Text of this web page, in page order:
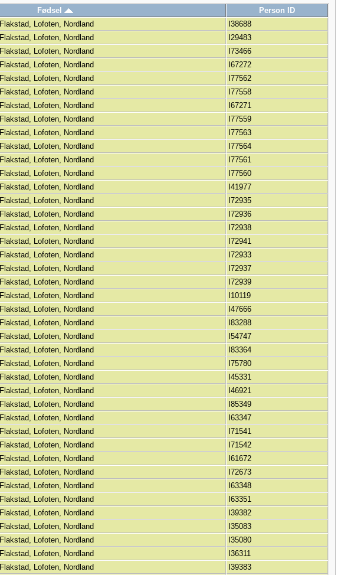
Fødsel
Person ID
Flakstad, Lofoten, Nordland
I38688
Flakstad, Lofoten, Nordland
I29483
Flakstad, Lofoten, Nordland
I73466
Flakstad, Lofoten, Nordland
I67272
Flakstad, Lofoten, Nordland
I77562
Flakstad, Lofoten, Nordland
I77558
Flakstad, Lofoten, Nordland
I67271
Flakstad, Lofoten, Nordland
I77559
Flakstad, Lofoten, Nordland
I77563
Flakstad, Lofoten, Nordland
I77564
Flakstad, Lofoten, Nordland
I77561
Flakstad, Lofoten, Nordland
I77560
Flakstad, Lofoten, Nordland
I41977
Flakstad, Lofoten, Nordland
I72935
Flakstad, Lofoten, Nordland
I72936
Flakstad, Lofoten, Nordland
I72938
Flakstad, Lofoten, Nordland
I72941
Flakstad, Lofoten, Nordland
I72933
Flakstad, Lofoten, Nordland
I72937
Flakstad, Lofoten, Nordland
I72939
Flakstad, Lofoten, Nordland
I10119
Flakstad, Lofoten, Nordland
I47666
Flakstad, Lofoten, Nordland
I83288
Flakstad, Lofoten, Nordland
I54747
Flakstad, Lofoten, Nordland
I83364
Flakstad, Lofoten, Nordland
I75780
Flakstad, Lofoten, Nordland
I45331
Flakstad, Lofoten, Nordland
I46921
Flakstad, Lofoten, Nordland
I85349
Flakstad, Lofoten, Nordland
I63347
Flakstad, Lofoten, Nordland
I71541
Flakstad, Lofoten, Nordland
I71542
Flakstad, Lofoten, Nordland
I61672
Flakstad, Lofoten, Nordland
I72673
Flakstad, Lofoten, Nordland
I63348
Flakstad, Lofoten, Nordland
I63351
Flakstad, Lofoten, Nordland
I39382
Flakstad, Lofoten, Nordland
I35083
Flakstad, Lofoten, Nordland
I35080
Flakstad, Lofoten, Nordland
I36311
Flakstad, Lofoten, Nordland
I39383